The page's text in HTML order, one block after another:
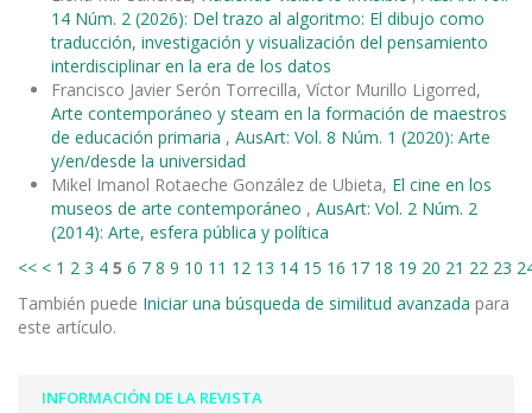
14 Núm. 2 (2026): Del trazo al algoritmo: El dibujo como
traducción, investigación y visualización del pensamiento
interdisciplinar en la era de los datos
Francisco Javier Serón Torrecilla, Víctor Murillo Ligorred,
Arte contemporáneo y steam en la formación de maestros
de educación primaria , AusArt: Vol. 8 Núm. 1 (2020): Arte
y/en/desde la universidad
Mikel Imanol Rotaeche González de Ubieta, El cine en los
museos de arte contemporáneo , AusArt: Vol. 2 Núm. 2
(2014): Arte, esfera pública y política
<< < 1 2 3 4 5 6 7 8 9 10 11 12 13 14 15 16 17 18 19 20 21 22 23
También puede Iniciar una búsqueda de similitud avanzada para
este artículo.
INFORMACIÓN DE LA REVISTA